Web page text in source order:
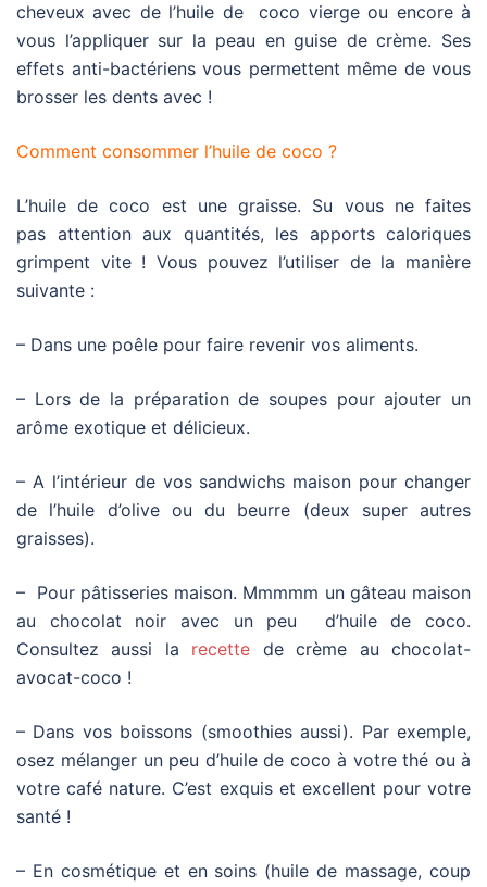
cheveux avec de l’huile de coco vierge ou encore à
vous l’appliquer sur la peau en guise de crème. Ses
effets anti-bactériens vous permettent même de vous
brosser les dents avec !
Comment consommer l’huile de coco ?
L’huile de coco est une graisse. Su vous ne faites
pas attention aux quantités, les apports caloriques
grimpent vite ! Vous pouvez l’utiliser de la manière
suivante :
– Dans une poêle pour faire revenir vos aliments.
– Lors de la préparation de soupes pour ajouter un
arôme exotique et délicieux.
– A l’intérieur de vos sandwichs maison pour changer
de l’huile d’olive ou du beurre (deux super autres
graisses).
– Pour pâtisseries maison. Mmmmm un gâteau maison
au chocolat noir avec un peu
d’huile de coco.
Consultez aussi la recette de crème au chocolat-
avocat-coco !
– Dans vos boissons (smoothies aussi). Par exemple,
osez mélanger un peu d’huile de coco à votre thé ou à
votre café nature. C’est exquis et excellent pour votre
santé !
– En cosmétique et en soins (huile de massage, coup